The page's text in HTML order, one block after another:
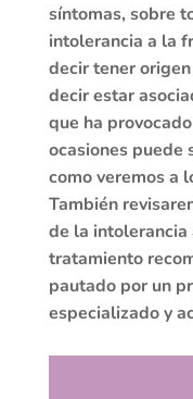
síntomas, sobre
intolerancia a la
decir tener
decir estar
que ha
ocasiones puede
como veremos a
También
de la intolerancia
tratamiento
pautado por un
especializado y